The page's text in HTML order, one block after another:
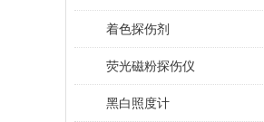
着色探伤剂
荧光磁粉探伤仪
黑白照度计